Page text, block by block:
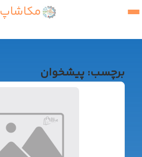
مکاشاپ
برچسب: پیشخوان